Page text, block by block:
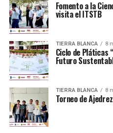
Fomento a la
visita el ITSTB
TIERRA BLANCA 8
Ciclo de Pláticas
Futuro
TIERRA BLANCA 8
Torneo de